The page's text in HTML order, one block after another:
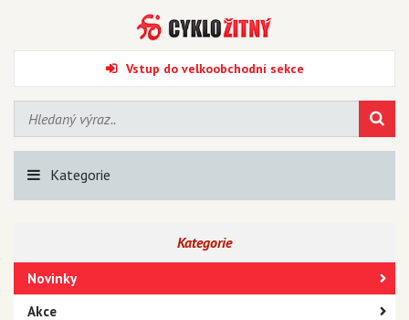
Vstup do velkoobchodní sekce
Kategorie
Kategorie
Novinky
Akce